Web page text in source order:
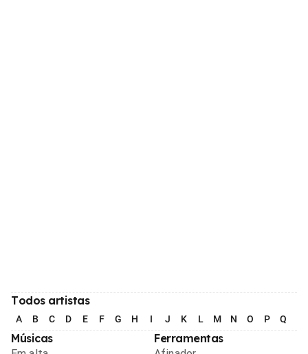
Todos artistas
A B C D E F G H I J K L M N O P Q
Músicas Ferramentas